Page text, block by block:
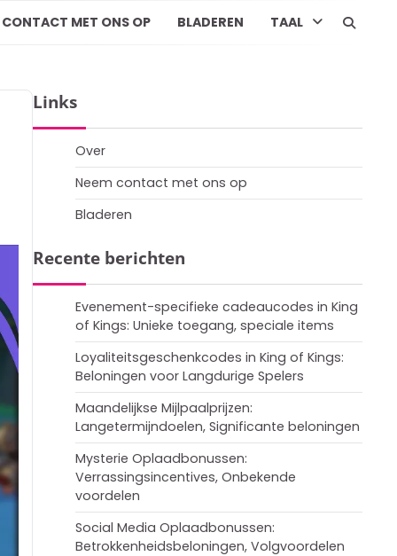
CONTACT MET ONS OP BLADEREN TAAL
Links
Over
Neem contact met ons op
Bladeren
Recente berichten
Evenement-specifieke cadeaucodes in King
of Kings: Unieke toegang, speciale items
Loyaliteitsgeschenkcodes in King of Kings:
Beloningen voor Langdurige Spelers
Maandelijkse Mijlpaalprijzen:
Langetermijndoelen, Significante beloningen
Mysterie Oplaadbonussen:
Verrassingsincentives, Onbekende
voordelen
Social Media Oplaadbonussen:
Betrokkenheidsbeloningen, Volgvoordelen